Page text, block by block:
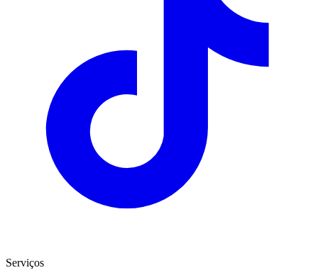
Serviços